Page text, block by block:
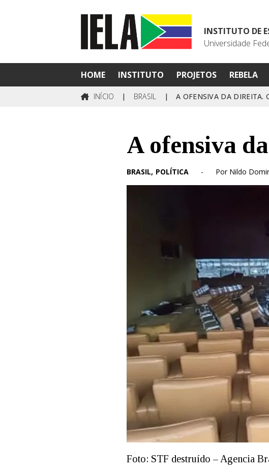
INSTITUTO DE
Universidade
HOME INSTITUTO PROJETOS REBELA
INÍCIO | BRASIL | A OFENSIVA DA DIREITA.
A ofensiva
BRASIL POLÍTICA - Por Nildo
Foto: STF destruído – Agencia